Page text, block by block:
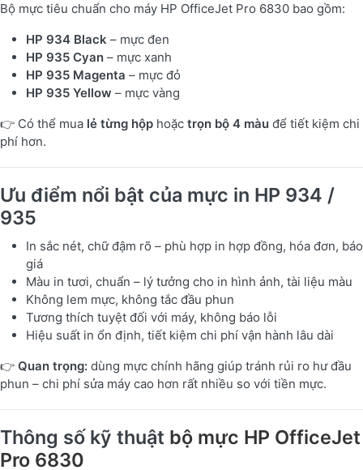
Bộ mực tiêu chuẩn cho máy HP OfficeJet Pro 6830 bao gồm:
HP 934 Black – mực đen
HP 935 Cyan – mực xanh
HP 935 Magenta – mực đỏ
HP 935 Yellow – mực vàng
👉 Có thể mua lẻ từng hộp hoặc trọn bộ 4 màu để tiết kiệm chi
phí hơn.
Ưu điểm nổi bật của mực in HP 934 /
935
In sắc nét, chữ đậm rõ – phù hợp in hợp đồng, hóa đơn, báo
giá
Màu in tươi, chuẩn – lý tưởng cho in hình ảnh, tài liệu màu
Không lem mực, không tắc đầu phun
Tương thích tuyệt đối với máy, không báo lỗi
Hiệu suất in ổn định, tiết kiệm chi phí vận hành lâu dài
👉 Quan trọng: dùng mực chính hãng giúp tránh rủi ro hư đầu
phun – chi phí sửa máy cao hơn rất nhiều so với tiền mực.
Thông số kỹ thuật bộ mực HP OfficeJet
Pro 6830